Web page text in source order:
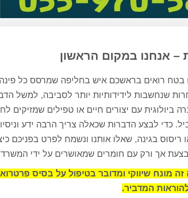
– אנחנו במקום הראשון
רואים בראשכם איש בחליפה שמרסס כל
שנחשבות לידידותיות יותר לסביבה, למשל
ביולוגית עם יצורים חיים או טפילים
לבצע הדברות שכאלה צריך הרבה ידע
בגינה, שאלו אותנו ונשמח לפרט בפניכם
אך ורק עם חומרים שמאושרים על ידי
זה מונח שיווקי ומדובר בטיפול על בסיס
המדביר.